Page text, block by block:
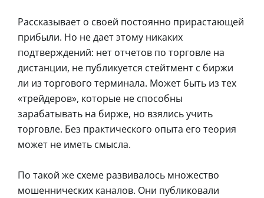
Рассказывает о своей постоянно прирастающей
прибыли. Но не дает этому никаких
подтверждений: нет отчетов по торговле на
дистанции, не публикуется стейтмент с биржи
ли из торгового терминала. Может быть из тех
«трейдеров», которые не способны
зарабатывать на бирже, но взялись учить
торговле. Без практического опыта его теория
может не иметь смысла.
По такой же схеме развивалось множество
мошеннических каналов. Они публиковали